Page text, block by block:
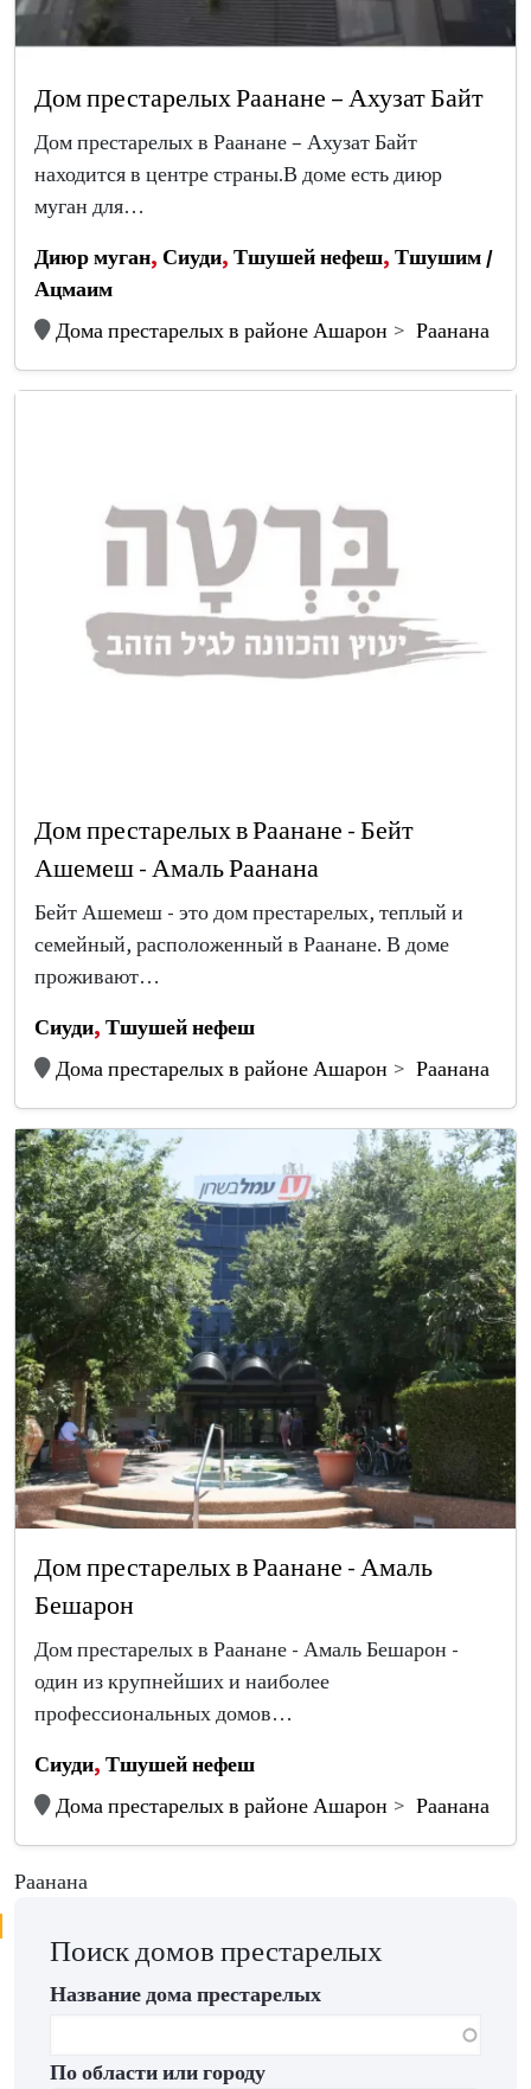
Дом престарелых Раанане – Ахузат Байт
Дом престарелых в Раанане – Ахузат Байт
находится в центре страны.В доме есть диюр
муган для…
Диюр муган, Сиуди, Тшушей нефеш, Тшушим /
Ацмаим
Дома престарелых в районе Ашарон
Раанана
Дом престарелых в Раанане - Бейт
Ашемеш - Амаль Раанана
Бейт Ашемеш - это дом престарелых, теплый и
семейный, расположенный в Раанане. В доме
проживают…
Сиуди, Тшушей нефеш
Дома престарелых в районе Ашарон
Раанана
Дом престарелых в Раанане - Амаль
Бешарон
Дом престарелых в Раанане - Амаль Бешарон -
один из крупнейших и наиболее
профессиональных домов…
Сиуди, Тшушей нефеш
Дома престарелых в районе Ашарон
Раанана
Раанана
Поиск домов престарелых
Название дома престарелых
По области или городу